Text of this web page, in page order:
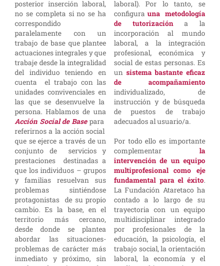
posterior inserción laboral,
no se completa si no se ha
correspondido
paralelamente con un
trabajo de base que plantee
actuaciones integrales y que
trabaje desde la integralidad
del individuo teniendo en
cuenta el trabajo con las
unidades convivenciales en
las que se desenvuelve la
persona. Hablamos de una
Acción Social de Basepara
referirnos a la acción social
que se ejerce a través de un
conjunto de servicios y
prestaciones destinadas a
que los individuos – grupos
y familias resuelvan sus
problemas sintiéndose
protagonistas de su propio
cambio. Es la base, en el
territorio más cercano,
desde donde se plantea
abordar las situaciones-
problemas de carácter más
inmediato y próximo, sin
laboral). Por lo tanto, se
configura una metodología
de tutorizacióna la
incorporación al mundo
laboral, a la integración
profesional, económica y
social de estas personas. Es
un sistema bastante eficaz
de acompañamiento
individualizado, de
instrucción y de búsqueda
de puestos de trabajo
adecuados al usuario/a.
Por todo ello es importante
complementar la
intervención de un equipo
multiprofesional como eje
fundamental para el éxito.
La Fundación Ataretaco ha
contado a lo largo de su
trayectoria con un equipo
multidisciplinar integrado
por profesionales de la
educación, la psicología, el
trabajo social, la orientación
laboral, la economía y el